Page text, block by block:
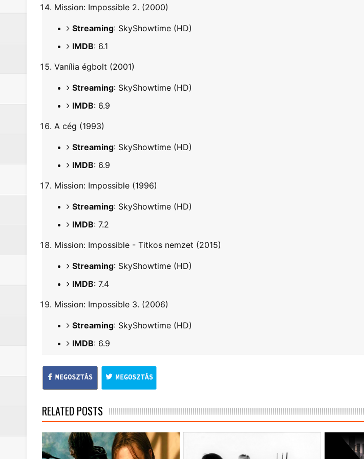
Mission: Impossible 2. (2000)
Streaming: SkyShowtime (HD)
IMDB: 6.1
Vanília égbolt (2001)
Streaming: SkyShowtime (HD)
IMDB: 6.9
A cég (1993)
Streaming: SkyShowtime (HD)
IMDB: 6.9
Mission: Impossible (1996)
Streaming: SkyShowtime (HD)
IMDB: 7.2
Mission: Impossible - Titkos nemzet (2015)
Streaming: SkyShowtime (HD)
IMDB: 7.4
Mission: Impossible 3. (2006)
Streaming: SkyShowtime (HD)
IMDB: 6.9
RELATED POSTS